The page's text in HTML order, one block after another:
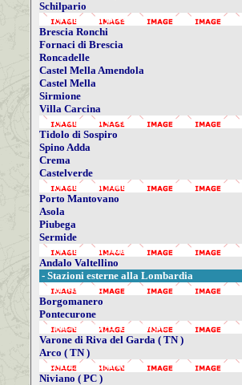
Schilpario
- Provincia di Brescia
Brescia Ronchi
Fornaci di Brescia
Roncadelle
Castel Mella Amendola
Castel Mella
Sirmione
Villa Carcina
- Provincia di Cremona
Tidolo di Sospiro
Spino Adda
Crema
Castelverde
- Provincia di Mantova
Porto Mantovano
Asola
Piubega
Sermide
- Provincia di Sondrio
Andalo Valtellino
- Stazioni esterne alla Lombardia
-
Borgomanero
Pontecurone
- TRENTINO
Varone di Riva del Garda ( TN )
Arco ( TN )
- EMILIA
Niviano ( PC )